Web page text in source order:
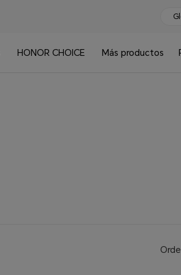
HONOR CHOICE Más productos